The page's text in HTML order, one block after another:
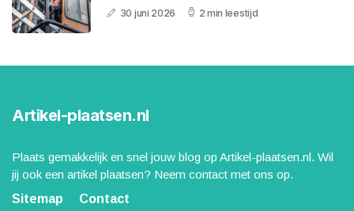
30 juni 2026 2 min leestijd
Artikel-plaatsen.nl
Plaats gemakkelijk en snel jouw blog op Artikel-plaatsen.nl. Wil
jij ook een artikel plaatsen? Neem contact met ons op.
Sitemap
Contact